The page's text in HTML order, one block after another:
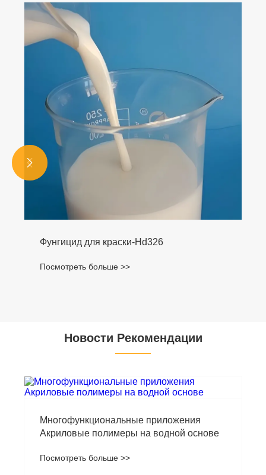
Фунгицид для краски-Hd326
Посмотреть больше >>


Новости Рекомендации
Многофункциональные приложения
Акриловые полимеры на водной основе
Посмотреть больше >>